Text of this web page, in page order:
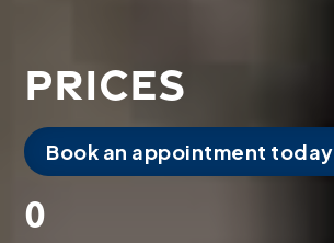
Prices
Book an appointment today
0